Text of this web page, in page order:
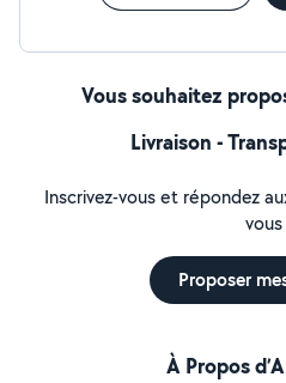
Vous souhaitez
Livraison -
Inscrivez-vous et répondez
vous
Proposer
À Propos